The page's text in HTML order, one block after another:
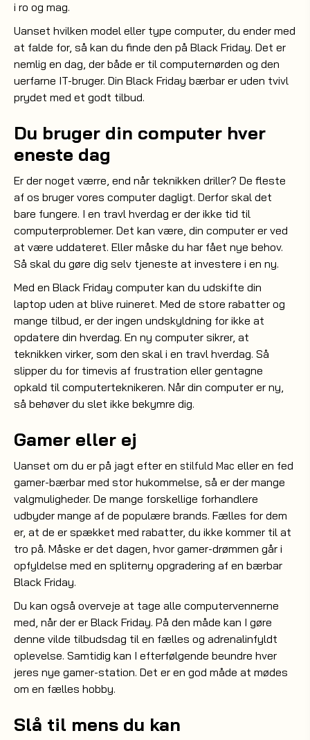
i ro og mag.
Uanset hvilken model eller type computer, du ender med
at falde for, så kan du finde den på Black Friday. Det er
nemlig en dag, der både er til computernørden og den
uerfarne IT-bruger. Din Black Friday bærbar er uden tvivl
prydet med et godt tilbud.
Du bruger din computer hver
eneste dag
Er der noget værre, end når teknikken driller? De fleste
af os bruger vores computer dagligt. Derfor skal det
bare fungere. I en travl hverdag er der ikke tid til
computerproblemer. Det kan være, din computer er ved
at være uddateret. Eller måske du har fået nye behov.
Så skal du gøre dig selv tjeneste at investere i en ny.
Med en Black Friday computer kan du udskifte din
laptop uden at blive ruineret. Med de store rabatter og
mange tilbud, er der ingen undskyldning for ikke at
opdatere din hverdag. En ny computer sikrer, at
teknikken virker, som den skal i en travl hverdag. Så
slipper du for timevis af frustration eller gentagne
opkald til computerteknikeren. Når din computer er ny,
så behøver du slet ikke bekymre dig.
Gamer eller ej
Uanset om du er på jagt efter en stilfuld Mac eller en fed
gamer-bærbar med stor hukommelse, så er der mange
valgmuligheder. De mange forskellige forhandlere
udbyder mange af de populære brands. Fælles for dem
er, at de er spækket med rabatter, du ikke kommer til at
tro på. Måske er det dagen, hvor gamer-drømmen går i
opfyldelse med en spliterny opgradering af en bærbar
Black Friday.
Du kan også overveje at tage alle computervennerne
med, når der er Black Friday. På den måde kan I gøre
denne vilde tilbudsdag til en fælles og adrenalinfyldt
oplevelse. Samtidig kan I efterfølgende beundre hver
jeres nye gamer-station. Det er en god måde at mødes
om en fælles hobby.
Slå til mens du kan